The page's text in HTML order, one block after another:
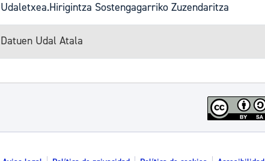
Udaletxea.Hirigintza Sostengagarriko Zuzendaritza
Datuen Udal Atala